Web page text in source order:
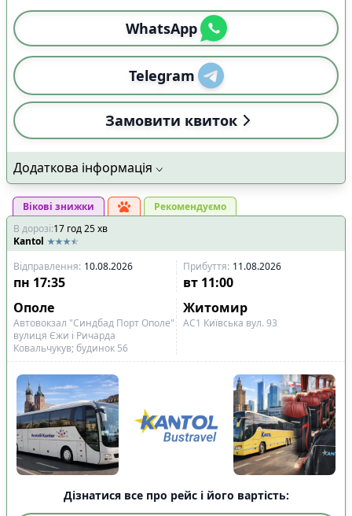
WhatsApp
Telegram
Замовити квиток
Додаткова інформація
Вікові знижки
Рекомендуємо
В дорозі:17 год25хв
Kantol
Відправлення: 10.08.2026 Прибуття: 11.08.2026
пн 17:35 вт 11:00
Ополе
Житомир
Автовокзал "Синдбад Порт Ополе"
вулиця Єжи і Ричарда
Ковальчукув; будинок 56
АС1 Київська вул. 93
Дізнатися все про рейс і його вартість: